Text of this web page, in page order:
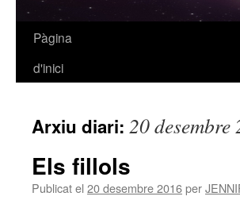
Vés
Pàgina
d'inici
Arxiu diari: 20 desembre
Els fillols
Publicat el 20 desembre 2016per